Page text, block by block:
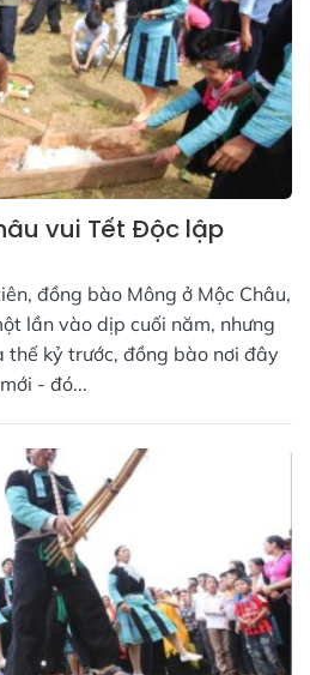
vui Tết Độc lập
đồng bào Mông ở Mộc Châu,
lần vào dịp cuối năm, nhưng
thế kỷ trước, đồng bào nơi đây
- đó...